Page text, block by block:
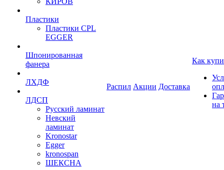
Пластики
Пластики CPL
EGGER
Шпонированная
фанера
ЛХДФ
ЛДСП
Русский ламинат
Невский
ламинат
Kronostar
Egger
kronospan
ШЕКСНА
Распил Акции Доставка
Как
на